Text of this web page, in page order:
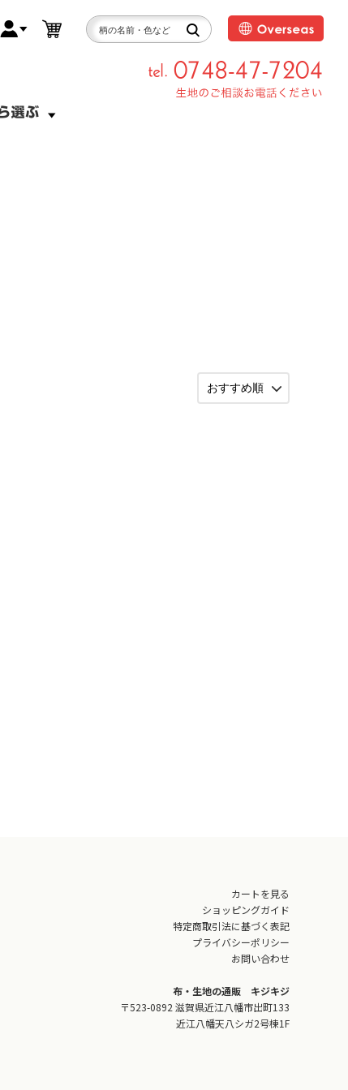
カートを見る
ショッピングガイド
特定商取引法に基づく表記
プライバシーポリシー
お問い合わせ
布・生地の通販 キジキジ
〒523-0892 滋賀県近江八幡市出町133
近江八幡天八シガ2号棟1F